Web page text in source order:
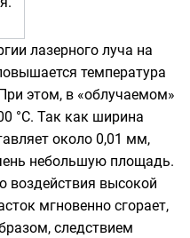
лазерного луча на
температура
этом, в «облучаемом»
°С. Так как ширина
около 0,01 мм,
небольшую площадь.
воздействия высокой
мгновенно сгорает,
следствием